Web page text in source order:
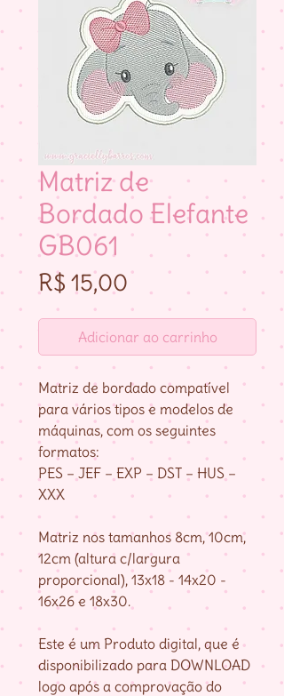
Matriz de
Bordado Elefante
GB061
R$ 15,00Preço
Adicionar ao carrinho
Matriz de bordado compatível
para vários tipos e modelos de
máquinas, com os seguintes
formatos:
PES – JEF – EXP – DST – HUS –
XXX
Matriz nos tamanhos 8cm, 10cm,
12cm (altura c/largura
proporcional), 13x18 - 14x20 -
16x26 e 18x30.
Este é um Produto digital, que é
disponibilizado para DOWNLOAD
logo após a comprovação do